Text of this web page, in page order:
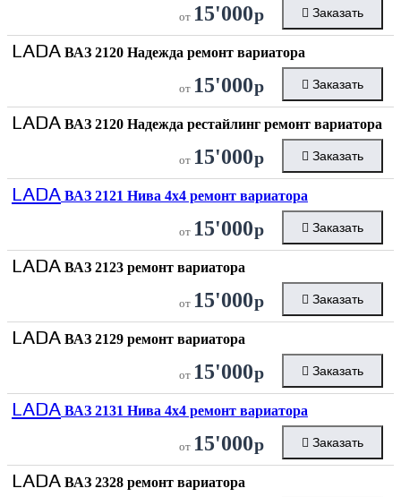
от 15'000р Заказать
LADA ВАЗ 2120 Надежда ремонт вариатора
от 15'000р Заказать
LADA ВАЗ 2120 Надежда рестайлинг ремонт вариатора
от 15'000р Заказать
LADA ВАЗ 2121 Нива 4х4 ремонт вариатора
от 15'000р Заказать
LADA ВАЗ 2123 ремонт вариатора
от 15'000р Заказать
LADA ВАЗ 2129 ремонт вариатора
от 15'000р Заказать
LADA ВАЗ 2131 Нива 4x4 ремонт вариатора
от 15'000р Заказать
LADA ВАЗ 2328 ремонт вариатора